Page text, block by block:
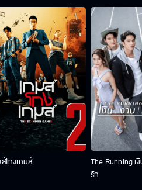
โกงเกมส์
The Running เ
รัก